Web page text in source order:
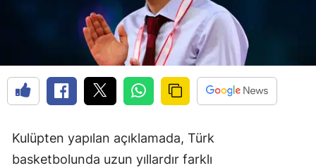
Kulüpten yapılan açıklamada, Türk
basketbolunda uzun yıllardır farklı